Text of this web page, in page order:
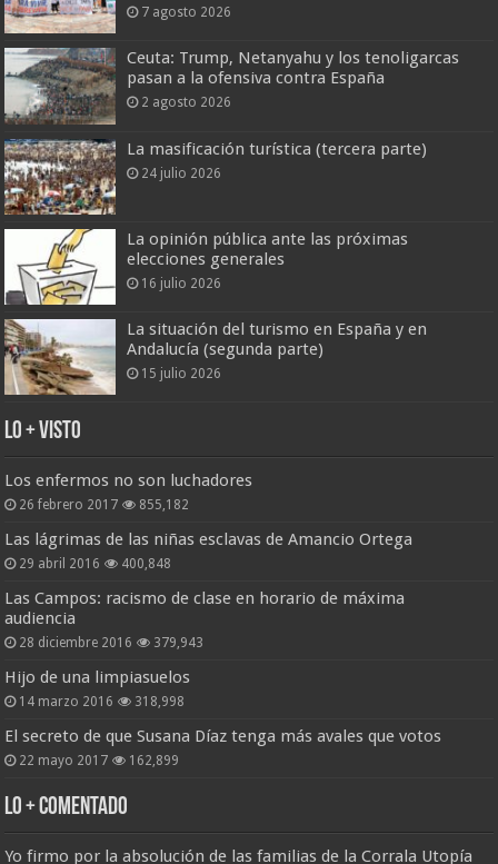
7 agosto 2026
Ceuta: Trump, Netanyahu y los tenoligarcas
pasan a la ofensiva contra España
2 agosto 2026
La masificación turística (tercera parte)
24 julio 2026
La opinión pública ante las próximas
elecciones generales
16 julio 2026
La situación del turismo en España y en
Andalucía (segunda parte)
15 julio 2026
Lo + Visto
Los enfermos no son luchadores
26 febrero 2017 855,182
Las lágrimas de las niñas esclavas de Amancio Ortega
29 abril 2016 400,848
Las Campos: racismo de clase en horario de máxima
audiencia
28 diciembre 2016 379,943
Hijo de una limpiasuelos
14 marzo 2016 318,998
El secreto de que Susana Díaz tenga más avales que votos
22 mayo 2017 162,899
Lo + Comentado
Yo firmo por la absolución de las familias de la Corrala Utopía